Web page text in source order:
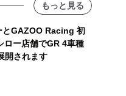
もっと見る
とGAZOO Racing 初
ー店舗でGR 4車種
開されます